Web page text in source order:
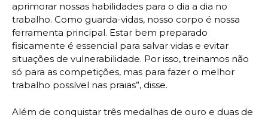
aprimorar nossas habilidades para o dia a dia no
trabalho. Como guarda-vidas, nosso corpo é nossa
ferramenta principal. Estar bem preparado
fisicamente é essencial para salvar vidas e evitar
situações de vulnerabilidade. Por isso, treinamos não
só para as competições, mas para fazer o melhor
trabalho possível nas praias”, disse.
Além de conquistar três medalhas de ouro e duas de